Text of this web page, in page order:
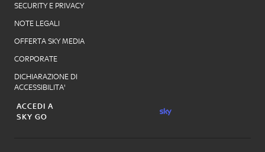
SECURITY E PRIVACY
NOTE LEGALI
OFFERTA SKY MEDIA
CORPORATE
DICHIARAZIONE DI
ACCESSIBILITA'
ACCEDI A
SKY GO